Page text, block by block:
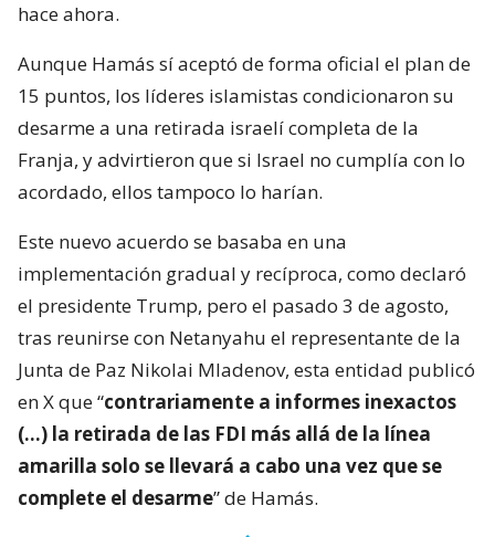
hace ahora.
Aunque Hamás sí aceptó de forma oficial el plan de
15 puntos, los líderes islamistas condicionaron su
desarme a una retirada israelí completa de la
Franja, y advirtieron que si Israel no cumplía con lo
acordado, ellos tampoco lo harían.
Este nuevo acuerdo se basaba en una
implementación gradual y recíproca, como declaró
el presidente Trump, pero el pasado 3 de agosto,
tras reunirse con Netanyahu el representante de la
Junta de Paz Nikolai Mladenov, esta entidad publicó
en X que “contrariamente a informes inexactos
(…) la retirada de las FDI más allá de la línea
amarilla solo se llevará a cabo una vez que se
complete el desarme” de Hamás.